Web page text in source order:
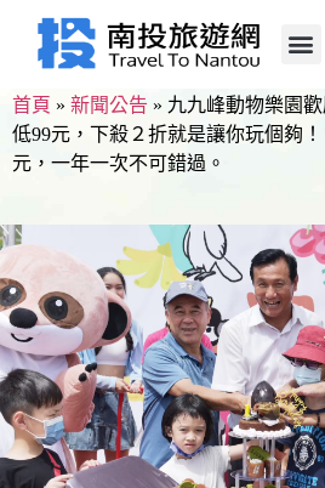
首頁 » 新聞公告 » 九九峰動物樂園
低99元，下殺２折就是讓你玩個夠
元，一年一次不可錯過。